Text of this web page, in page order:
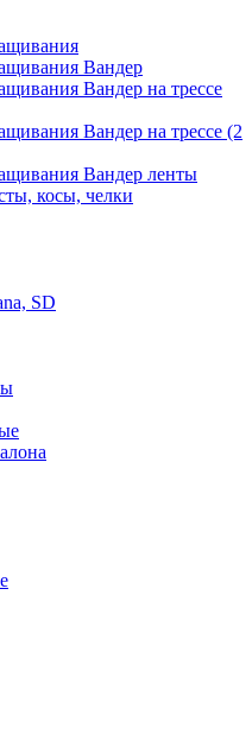
Вандер
Вандер на трессе
Вандер на трессе (2
Вандер ленты
косы, челки
SD